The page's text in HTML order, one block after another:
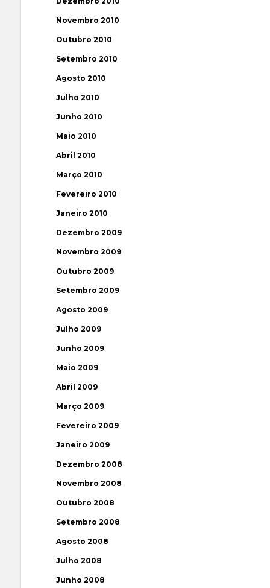
Novembro 2010
Outubro 2010
Setembro 2010
Agosto 2010
Julho 2010
Junho 2010
Maio 2010
Abril 2010
Março 2010
Fevereiro 2010
Janeiro 2010
Dezembro 2009
Novembro 2009
Outubro 2009
Setembro 2009
Agosto 2009
Julho 2009
Junho 2009
Maio 2009
Abril 2009
Março 2009
Fevereiro 2009
Janeiro 2009
Dezembro 2008
Novembro 2008
Outubro 2008
Setembro 2008
Agosto 2008
Julho 2008
Junho 2008